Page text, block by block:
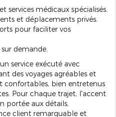
services médicaux spécialisés.
et déplacements privés.
pour faciliter vos
demande.
service exécuté avec
des voyages agréables et
confortables, bien entretenus
Pour chaque trajet, l'accent
portée aux détails,
client remarquable et